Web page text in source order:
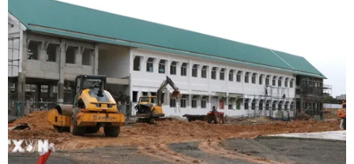
Giá trị xuất khẩu rau quả tăng gần 30%
trong 4 tháng đầu năm
09/05/2018 04:19
Trong tháng 4/2018, giá trị xuất khẩu rau quả ước đạt
353 triệu USD, đưa tổng giá trị xuất khẩu rau quả bốn